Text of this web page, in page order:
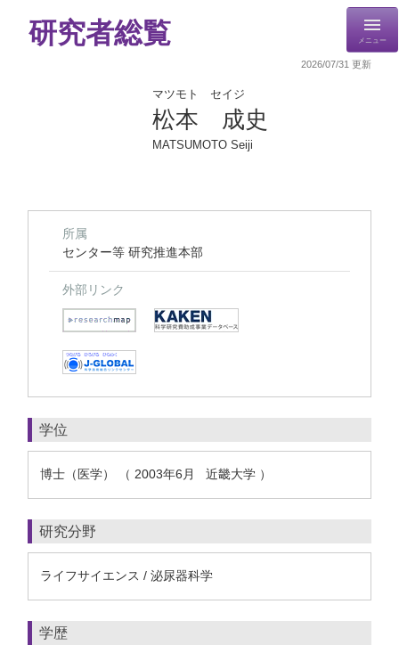
研究者総覧 メニュー
2026/07/31 更新
マツモト セイジ
松本 成史
MATSUMOTO Seiji
所属
センター等 研究推進本部
外部リンク
学位
博士（医学） （ 2003年6月 近畿大学 ）
研究分野
ライフサイエンス / 泌尿器科学
学歴